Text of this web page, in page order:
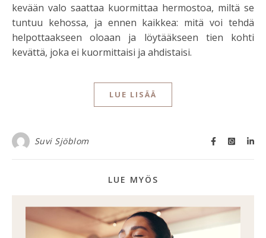
kevään valo saattaa kuormittaa hermostoa, miltä se
tuntuu kehossa, ja ennen kaikkea: mitä voi tehdä
helpottaakseen oloaan ja löytääkseen tien kohti
kevättä, joka ei kuormittaisi ja ahdistaisi.
LUE LISÄÄ
Suvi Sjöblom
LUE MYÖS